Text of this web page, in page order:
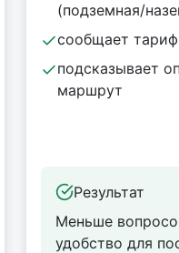
(подземная/
сообщает
подсказывает
маршрут
Результат
Меньше
удобство для